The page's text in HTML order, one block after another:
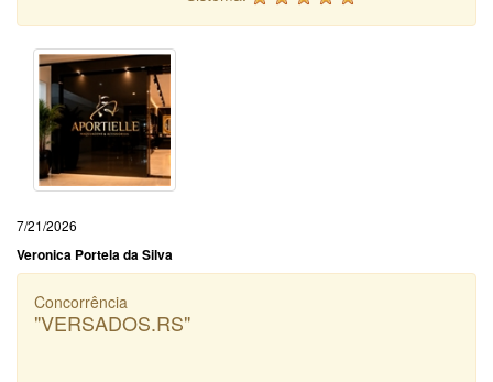
7/21/2026
Veronica Portela da Silva
Concorrência
"VERSADOS.RS"